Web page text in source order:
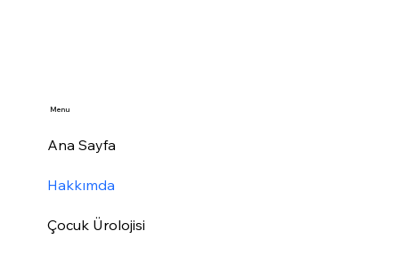
Menu
Ana Sayfa
Hakkımda
Çocuk Ürolojisi